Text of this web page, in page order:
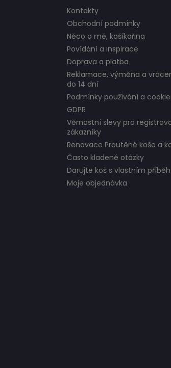
Kontakty
Obchodní podmínky
Něco o mě, košíkařina
Povídání a inspirace
Doprava a platba
Reklamace, výměna a
do 14 dní
Podmínky používání a
GDPR
Věrnostní slevy pro
zákazníky
Renovace Proutěné koše a
Často kladené otázky
Darujte koš s vlastním
Moje objednávka